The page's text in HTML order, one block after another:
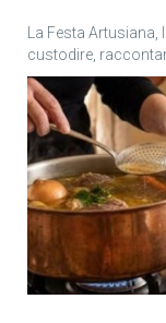
La Festa
custodire,